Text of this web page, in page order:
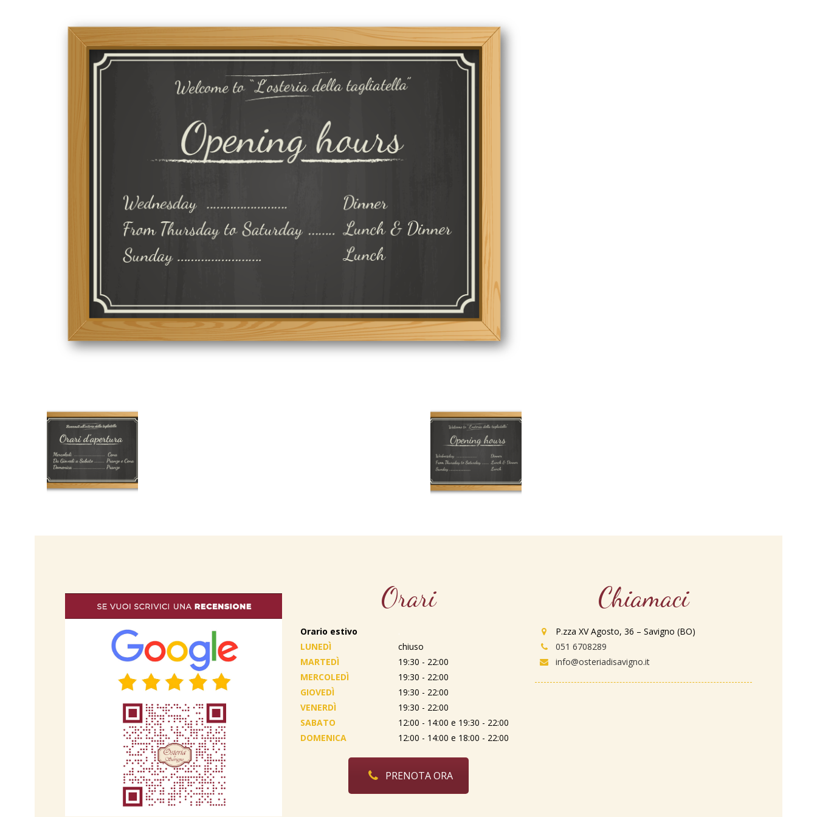
Orari
Orario estivo
LUNEDÌ
MARTEDÌ
MERCOLEDÌ
GIOVEDÌ
VENERDÌ
SABATO
DOMENICA
chiuso
19:30 - 22:00
19:30 - 22:00
19:30 - 22:00
19:30 - 22:00
12:00 - 14:00 e 19:30 - 22:00
12:00 - 14:00 e 18:00 - 22:00
PRENOTA ORA
Chiamaci
P.zza XV Agosto, 36 – Savigno (BO)
051 6708289
info@osteriadisavigno.it